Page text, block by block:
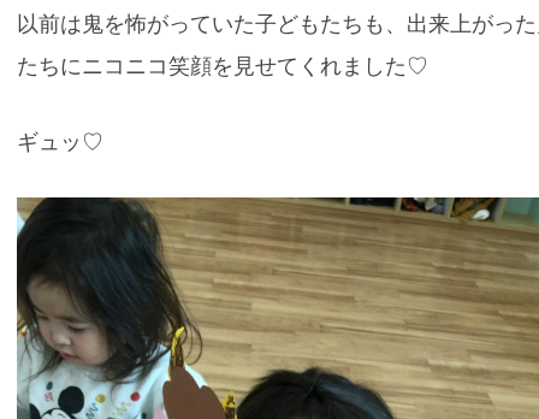
以前は鬼を怖がっていた子どもたちも、出来上がっ
たちにニコニコ笑顔を見せてくれました♡
ギュッ♡